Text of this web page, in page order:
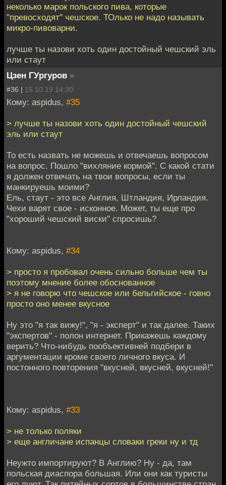
неколько марок польского пива, которые
"превосходят" чешское. ТОлько не надо называть
микро-пивоварни.
лучше ты назови хоть один достойный чешский эль
или стаут
Цзен ГУргуров »
#36 | 15.10.19 14:30
Кому: aspidus, #35
> лучше ты назови хоть один достойный чешский
эль или стаут
То есть назвать не можешь и отвечаешь вопросом
на вопрос. Пошло "вихляние кормой". С какой стати
я должен отвечать на твои вопросы, если ты
манкируешь моими?
Ель, стаут - это все Англия, Штландия, Ирландия.
Чехи варят свое - исконное. Может, ты еще про
"хороший чешский виски" спросишь?
Кому: aspidus, #34
> просто я пробовал очень сильно больше чем ты
поэтому мнение более обоснованное
> я не говорю что чешское или бельгийское - говно
просто оно менее вкусное
Ну это "я так вижу!", "я - эксперт" и так далее. Таких
"экспертов" - полон интернет. Прикажешь каждому
верить? Что-нибудь пообъективней подбери в
аргументации кроме своего личного вкуса. И
постонного повторения "вкусней, вкусней, вкусней!"
Кому: aspidus, #33
> не только поляки
> еще англичане испанцы словаки греки ну и тд
Неужто импортируют? В Англию? Ну - да, там
польская диаспора большая. Или они как туристы